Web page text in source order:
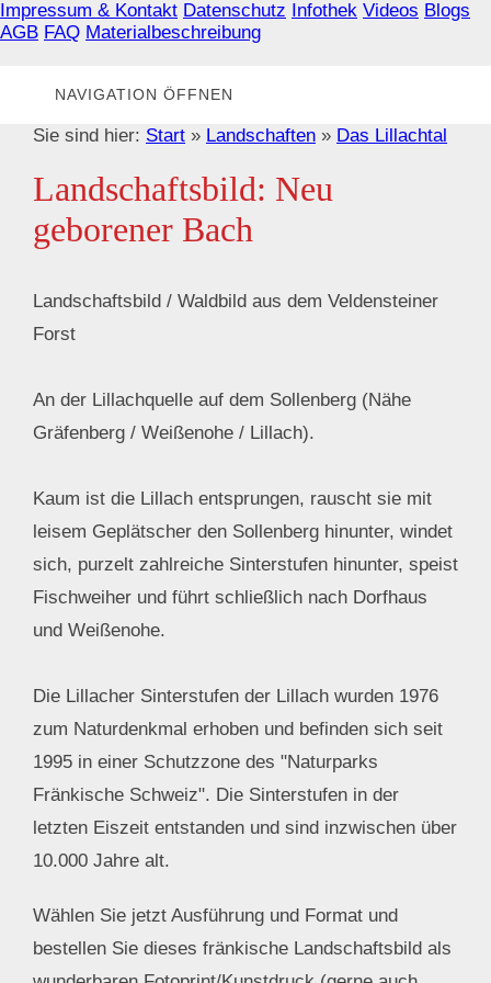
Impressum & Kontakt Datenschutz Infothek Videos Blogs
AGB FAQ Materialbeschreibung
NAVIGATION ÖFFNEN
Sie sind hier: Start » Landschaften » Das Lillachtal
Landschaftsbild: Neu
geborener Bach
Landschaftsbild / Waldbild aus dem Veldensteiner
Forst
An der Lillachquelle auf dem Sollenberg (Nähe
Gräfenberg / Weißenohe / Lillach).
Kaum ist die Lillach entsprungen, rauscht sie mit
leisem Geplätscher den Sollenberg hinunter, windet
sich, purzelt zahlreiche Sinterstufen hinunter, speist
Fischweiher und führt schließlich nach Dorfhaus
und Weißenohe.
Die Lillacher Sinterstufen der Lillach wurden 1976
zum Naturdenkmal erhoben und befinden sich seit
1995 in einer Schutzzone des "Naturparks
Fränkische Schweiz". Die Sinterstufen in der
letzten Eiszeit entstanden und sind inzwischen über
10.000 Jahre alt.
Wählen Sie jetzt Ausführung und Format und
bestellen Sie dieses fränkische Landschaftsbild als